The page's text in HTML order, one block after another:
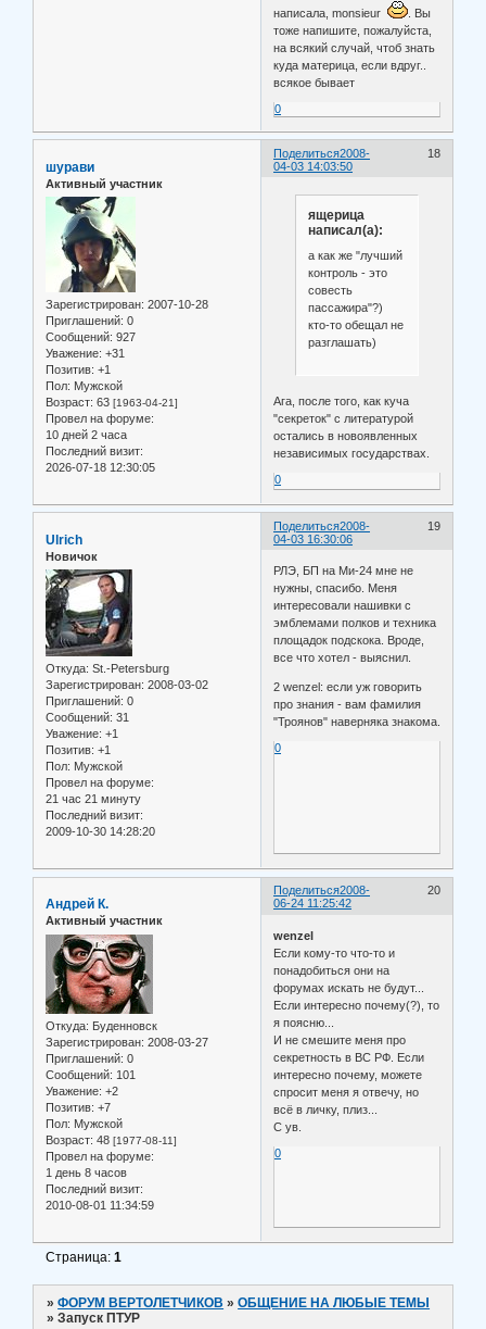
написала, monsieur
. Вы
тоже напишите, пожалуйста,
на всякий случай, чтоб знать
куда материца, если вдруг..
всякое бывает
0
Поделиться 18
2008-
04-03 14:03:50
шурави
Активный участник
Зарегистрирован: 2007-10-28
Приглашений: 0
Сообщений: 927
Уважение: +31
Позитив: +1
Пол: Мужской
Возраст: 63 [1963-04-21]
Провел на форуме:
10 дней 2 часа
Последний визит:
2026-07-18 12:30:05
ящерица
написал(а):
а как же "лучший
контроль - это
совесть
пассажира"?)
кто-то обещал не
разглашать)
Ага, после того, как куча
"секреток" с литературой
остались в новоявленных
независимых государствах.
0
Поделиться 19
2008-
04-03 16:30:06
Ulrich
Новичок
Откуда: St.-Petersburg
Зарегистрирован: 2008-03-02
Приглашений: 0
Сообщений: 31
Уважение: +1
Позитив: +1
Пол: Мужской
Провел на форуме:
21 час 21 минуту
Последний визит:
2009-10-30 14:28:20
РЛЭ, БП на Ми-24 мне не
нужны, спасибо. Меня
интересовали нашивки с
эмблемами полков и техника
площадок подскока. Вроде,
все что хотел - выяснил.
2 wenzel: если уж говорить
про знания - вам фамилия
"Троянов" наверняка знакома.
0
Поделиться 20
2008-
06-24 11:25:42
Андрей К.
Активный участник
Откуда: Буденновск
Зарегистрирован: 2008-03-27
Приглашений: 0
Сообщений: 101
Уважение: +2
Позитив: +7
Пол: Мужской
Возраст: 48 [1977-08-11]
Провел на форуме:
1 день 8 часов
Последний визит:
2010-08-01 11:34:59
wenzel
Если кому-то что-то и
понадобиться они на
форумах искать не будут...
Если интересно почему(?), то
я поясню...
И не смешите меня про
секретность в ВС РФ. Если
интересно почему, можете
спросит меня я отвечу, но
всё в личку, плиз...
С ув.
0
Страница:1
»ФОРУМ ВЕРТОЛЕТЧИКОВ »ОБЩЕНИЕ НА ЛЮБЫЕ ТЕМЫ
»Запуск ПТУР